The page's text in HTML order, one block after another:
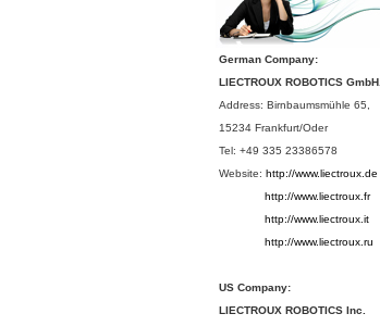
German Company:
LIECTROUX ROBOTICS GmbH.
Address: Birnbaumsmühle 65,
15234 Frankfurt/Oder
Tel: +49 335 23386578
Website: http://www.liectroux.de
http://www.liectroux. fr
http://www.liectroux. it
http://www.liectroux. ru
US Company:
LIECTROUX ROBOTICS Inc.